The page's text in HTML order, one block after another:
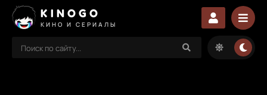
KINOGO
КИНО И СЕРИАЛЫ